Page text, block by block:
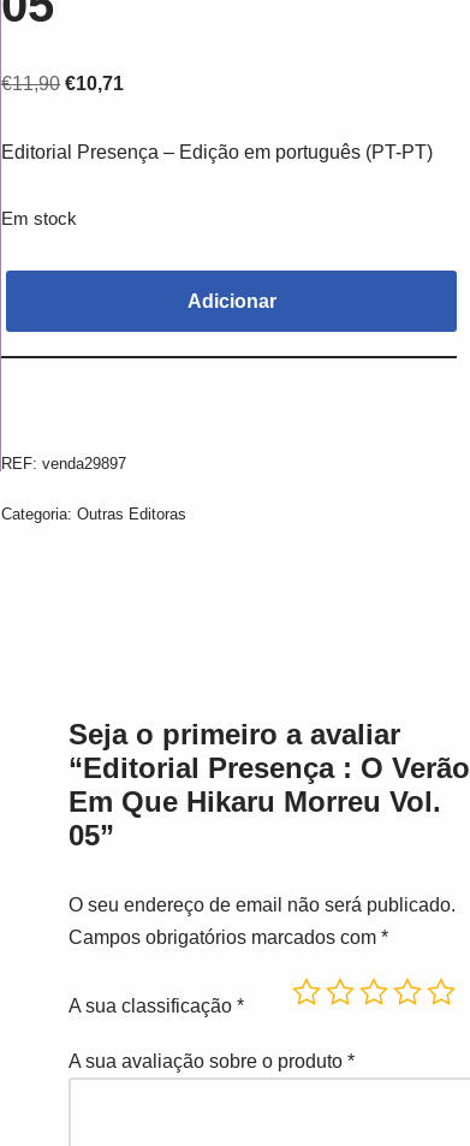
€11,90 €10,71
Editorial Presença – Edição em português (PT-PT)
Em stock
Adicionar
REF:venda29897
Categoria:Outras Editoras
Seja o primeiro a avaliar
“Editorial Presença : O Verão
Em Que Hikaru Morreu Vol.
05”
O seu endereço de email não será publicado.
Campos obrigatórios marcados com *
A sua classificação *
A sua avaliação sobre o produto *